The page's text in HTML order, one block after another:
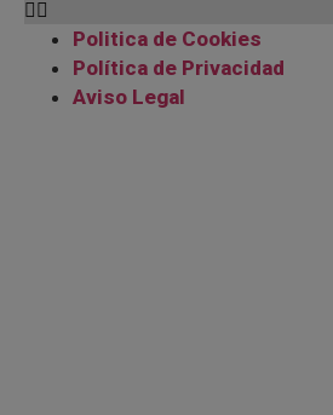
Politica de Cookies
Política de Privacidad
Aviso Legal